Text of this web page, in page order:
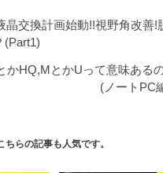
晶交換計画始動!!視野角改善!
(Part1)
かHQ,MとかUって意味ある
(ノートPC
ちらの記事も人気です。